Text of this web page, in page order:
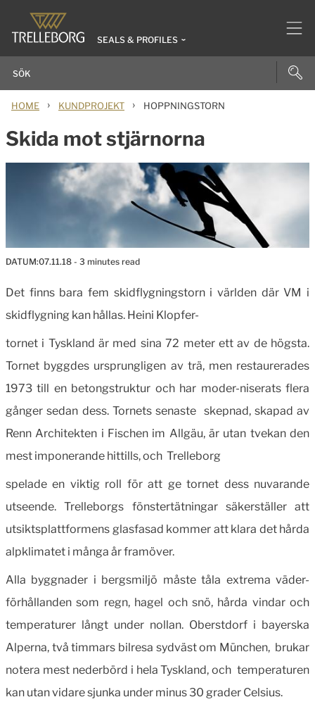
SEALS & PROFILES
HOME › KUNDPROJEKT › HOPPNINGSTORN
Skida mot stjärnorna
DATUM:07.11.18 - 3 minutes read
Det finns bara fem skidflygningstorn i världen där VM i
skidflygning kan hållas. Heini Klopfer-
tornet i Tyskland är med sina 72 meter ett av de högsta.
Tornet byggdes ursprungligen av trä, men restaurerades
1973 till en betongstruktur och har moder-niserats flera
gånger sedan dess. Tornets senaste skepnad, skapad av
Renn Architekten i Fischen im Allgäu, är utan tvekan den
mest imponerande hittills, och Trelleborg
spelade en viktig roll för att ge tornet dess nuvarande
utseende. Trelleborgs fönstertätningar säkerställer att
utsiktsplattformens glasfasad kommer att klara det hårda
alpklimatet i många år framöver.
Alla byggnader i bergsmiljö måste tåla extrema väder-
förhållanden som regn, hagel och snö, hårda vindar och
temperaturer långt under nollan. Oberstdorf i bayerska
Alperna, två timmars bilresa sydväst om München, brukar
notera mest nederbörd i hela Tyskland, och temperaturen
kan utan vidare sjunka under minus 30 grader Celsius.